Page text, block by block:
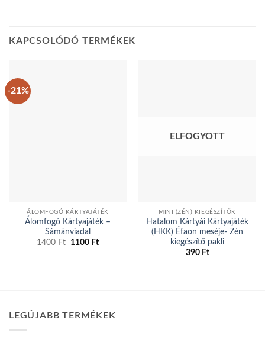
KAPCSOLÓDÓ TERMÉKEK
-21%
ÁLOMFOGÓ KÁRTYAJÁTÉK
Álomfogó Kártyajáték –
Sámánviadal
1400Ft
Original
1100 FtCurrent
ELFOGYOTT
MINI (ZÉN) KIEGÉSZÍTŐK
Hatalom Kártyái Kártyajáték
(HKK) Éfaon meséje- Zén
kiegészítő pakli
390 Ft
LEGÚJABB TERMÉKEK